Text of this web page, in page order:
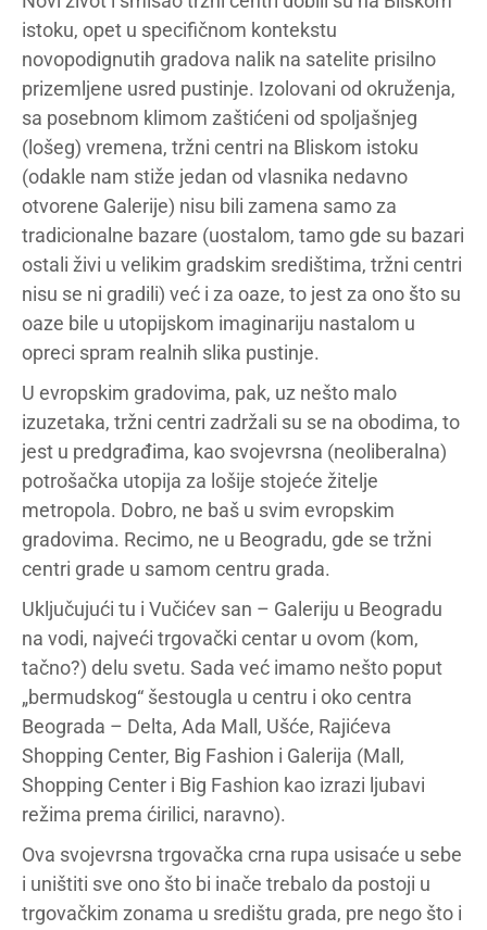
istoku, opet u specifičnom kontekstu
novopodignutih gradova nalik na satelite prisilno
prizemljene usred pustinje. Izolovani od okruženja,
sa posebnom klimom zaštićeni od spoljašnjeg
(lošeg) vremena, tržni centri na Bliskom istoku
(odakle nam stiže jedan od vlasnika nedavno
otvorene Galerije) nisu bili zamena samo za
tradicionalne bazare (uostalom, tamo gde su bazari
ostali živi u velikim gradskim središtima, tržni centri
nisu se ni gradili) već i za oaze, to jest za ono što su
oaze bile u utopijskom imaginariju nastalom u
opreci spram realnih slika pustinje.
U evropskim gradovima, pak, uz nešto malo
izuzetaka, tržni centri zadržali su se na obodima, to
jest u predgrađima, kao svojevrsna (neoliberalna)
potrošačka utopija za lošije stojeće žitelje
metropola. Dobro, ne baš u svim evropskim
gradovima. Recimo, ne u Beogradu, gde se tržni
centri grade u samom centru grada.
Uključujući tu i Vučićev san – Galeriju u Beogradu
na vodi, najveći trgovački centar u ovom (kom,
tačno?) delu svetu. Sada već imamo nešto poput
„bermudskog“ šestougla u centru i oko centra
Beograda – Delta, Ada Mall, Ušće, Rajićeva
Shopping Center, Big Fashion i Galerija (Mall,
Shopping Center i Big Fashion kao izrazi ljubavi
režima prema ćirilici, naravno).
Ova svojevrsna trgovačka crna rupa usisaće u sebe
i uništiti sve ono što bi inače trebalo da postoji u
trgovačkim zonama u središtu grada, pre nego što i